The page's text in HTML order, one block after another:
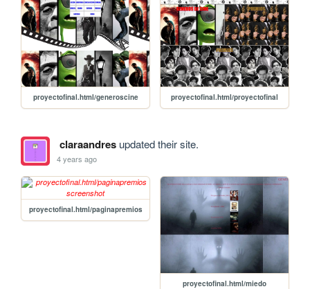
proyectofinal.html/generoscine proyectofinal.html/proyectofinal
claraandresupdated their site.
4 years ago
proyectofinal.html/paginapremios
proyectofinal.html/miedo